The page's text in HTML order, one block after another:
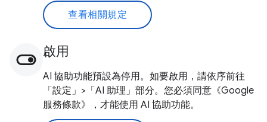
查看相關規定
啟用
AI 協助功能預設為停用。如要啟用，請依序前往
「設定」>「AI 助理」部分。您必須同意《Google
服務條款》，才能使用 AI 協助功能。